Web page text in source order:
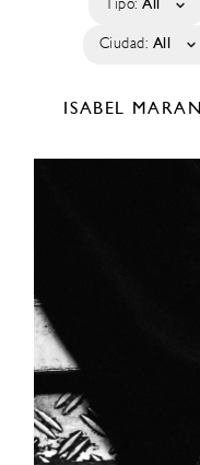
Tipo: All
Ciudad: All
ISABEL